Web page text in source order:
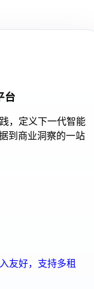
台
，定义下一代智能
到商业洞察的一站
友好，支持多租